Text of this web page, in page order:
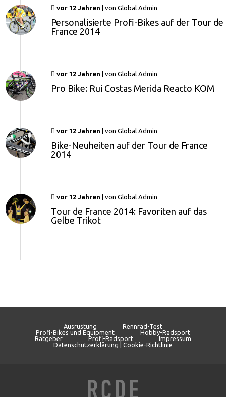
vor 12 Jahren von Global Admin
Personalisierte Profi-Bikes auf der Tour de
France 2014
vor 12 Jahren von Global Admin
Pro Bike: Rui Costas Merida Reacto KOM
vor 12 Jahren von Global Admin
Bike-Neuheiten auf der Tour de France
2014
vor 12 Jahren von Global Admin
Tour de France 2014: Favoriten auf das
Gelbe Trikot
Ausrüstung
Rennrad-Test
Profi-Bikes und Equipment
Hobby-Radsport
Ratgeber
Profi-Radsport
Impressum
Datenschutzerklärung | Cookie-Richtlinie